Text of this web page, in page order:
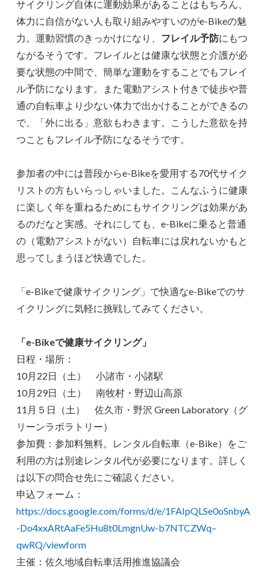
サイクリング自体に運動効果があることはもちろん、
体力に自信がない人も取り組みやすいのがe-Bikeの魅
力。運動習慣のきっかけになり、 フレイル予防にもつ
ながるそうです。フレイルとは健康な状態と介護が必
要な状態の中間で、簡単な運動をすることでもフレイ
ル予防になります。また電動アシスト付きで徒歩や普
通の自転車より少ない体力で出かけることができるの
で、「外に出る」意欲もわきます。こうした意欲を持
つこともフレイル予防になるそうです。
参加者の中には普段からe-Bikeを愛用する70代サイク
リストの方もいらっしゃいました。こんなふうに健康
に楽しく年を重ねるためにもサイクリングは効果があ
るのだなと実感。それにしても、e-Bikeに乗ると普通
の（電動アシストがない）自転車には戻れないかもと
思ってしまうほど快適でした。
「e-Bikeで健康サイクリング」で快適なe-Bikeでのサ
イクリングに気軽に挑戦してみてください。
「e-Bikeで健康サイクリング」
日程・場所：
10月22日（土） 小諸市・小諸駅
10月29日（土） 南牧村・野辺山高原
11月５日（土） 佐久市・野沢 Green Laboratory（グ
リーンラボラトリー）
参加費：参加料無料。レンタル自転車（e-Bike）をご
利用の方は別途レンタル代が必要になります。詳しく
は以下の問合せ先にご確認ください。
申込フォーム：
https://docs.google.com/forms/d/e/1FAIpQLSe0oSnbyA
-Do4xxARtAaFe5Hu8t0LmgnUw-b7NTCZWq–
qwRQ/viewform
主催：佐久地域自転車活用推進協議会